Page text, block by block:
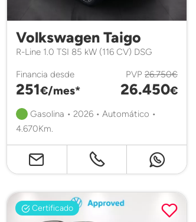
Volkswagen Taigo
R-Line 1.0 TSI 85 kW (116 CV) DSG
Financia desde
251€/mes*
PVP 26.750€
26.450€
Gasolina • 2026 • Automático •
4.670Km.
Certificado